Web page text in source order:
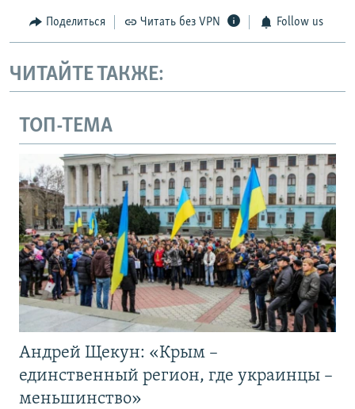
Поделиться Читать без VPN Follow us
ЧИТАЙТЕ ТАКЖЕ:
ТОП-ТЕМА
Андрей Щекун: «Крым –
единственный регион, где украинцы –
меньшинство»